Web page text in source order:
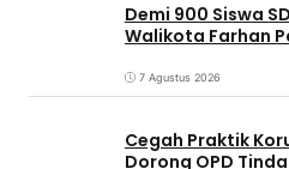
Demi 900 Siswa
Walikota Farhan
7 Agustus 2026
Cegah Praktik
Dorong OPD